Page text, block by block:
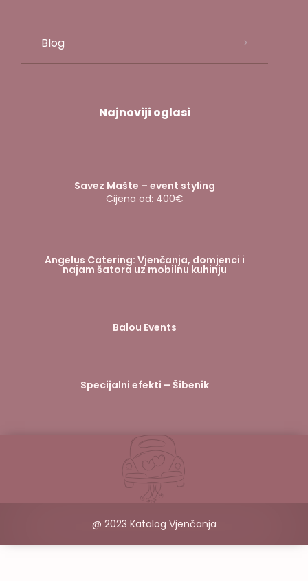
Blog
Najnoviji oglasi
Savez Mašte – event styling
Cijena od: 400€
Angelus Catering: Vjenčanja, domjenci i
najam šatora uz mobilnu kuhinju
Balou Events
Specijalni efekti – Šibenik
@ 2023 Katalog Vjenčanja